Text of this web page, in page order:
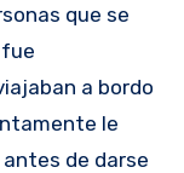
que se
a bordo
le
de darse